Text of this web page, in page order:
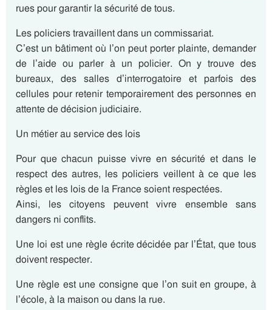
rues pour garantir la sécurité de tous.
Les policiers travaillent dans un commissariat.
C’est un bâtiment où l’on peut porter plainte, demander
de l’aide ou parler à un policier. On y trouve des
bureaux, des salles d’interrogatoire et parfois des
cellules pour retenir temporairement des personnes en
attente de décision judiciaire.
Un métier au service des lois
Pour que chacun puisse vivre en sécurité et dans le
respect des autres, les policiers veillent à ce que les
règles et les lois de la France soient respectées.
Ainsi, les citoyens peuvent vivre ensemble sans
dangers ni conflits.
Une loi est une règle écrite décidée par l’État, que tous
doivent respecter.
Une règle est une consigne que l’on suit en groupe, à
l’école, à la maison ou dans la rue.